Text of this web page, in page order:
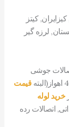
کیتز
لرزه گیر
جوشی
قیمت
خرید لوله
اتصالات رده